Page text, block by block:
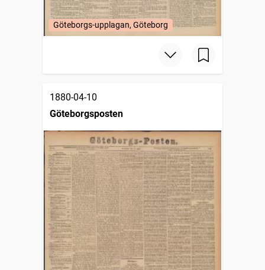
Göteborgs-upplagan, Göteborg
1880-04-10
Göteborgsposten